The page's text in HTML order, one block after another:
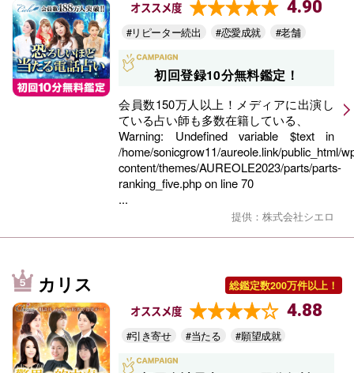
オススメ度 4.90
#リピーター続出 #恋愛成就 #老舗
初回登録10分無料鑑定！
会員数150万人以上！メディアに出演し
ている占い師も多数在籍している、
Warning: Undefined variable $text in
/home/sonicgrow11/aureole.link/public_html/
content/themes/AUREOLE2023/parts/parts-
ranking_five.phpon line70
...
提供：株式会社シエロ
カリス 総鑑定数200万件以上！
オススメ度 4.88
#引き寄せ #当たる #願望成就